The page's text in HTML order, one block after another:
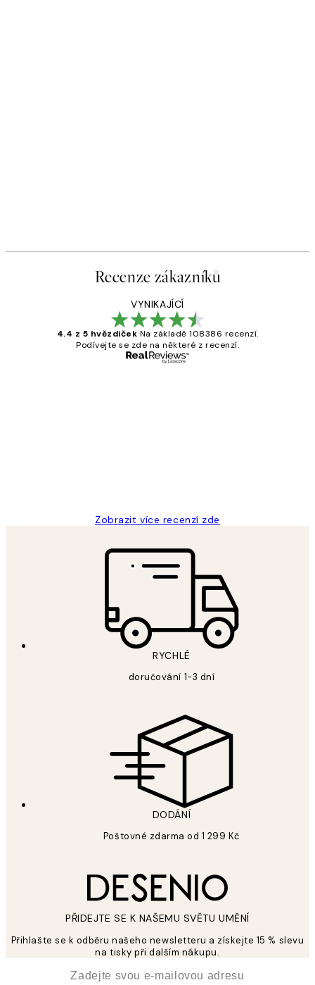
Recenze zákazníků
VYNIKAJÍCÍ
4.4 z 5 hvězdiček Na základě 108386 recenzí.
Podívejte se zde na některé z recenzí.
Zobrazit více recenzí zde
RYCHLÉ
doručování 1-3 dní
DODÁNÍ
Poštovné zdarma od 1 299 Kč
PŘIDEJTE SE K NAŠEMU SVĚTU UMĚNÍ
Přihlašte se k odběru našeho newsletteru a získejte 15 % slevu
na tisky při dalším nákupu.